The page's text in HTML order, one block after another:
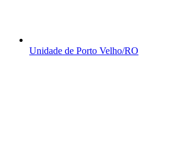
Unidade de Porto Velho/RO